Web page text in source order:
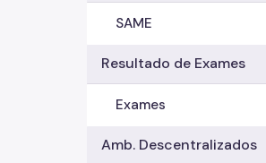
SAME
Resultado de Exames
Exames
Amb. Descentralizados